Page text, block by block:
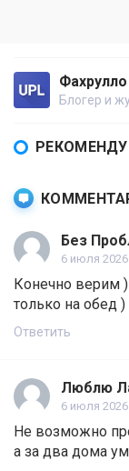
Блогер и
Без
6 июля
Конечно верим
только на обед )
Ответить
Люблю
6 июля
Не возможно
а за два дома